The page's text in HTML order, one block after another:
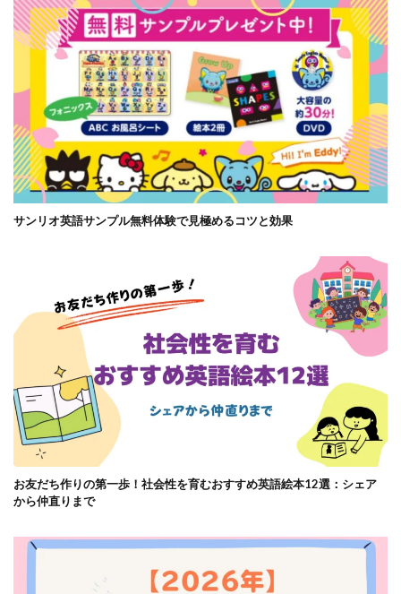
サンリオ英語サンプル無料体験で見極めるコツと効果
お友だち作りの第一歩！社会性を育むおすすめ英語絵本12選：シェア
から仲直りまで